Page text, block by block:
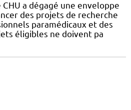
a dégagé une enveloppe
des projets de recherche
paramédicaux et des
éligibles ne doivent pa